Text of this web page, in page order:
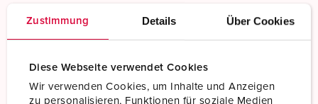
Zustimmung Details Über Cookies
Diese Webseite verwendet Cookies
Wir verwenden Cookies, um Inhalte und Anzeigen
zu personalisieren, Funktionen für soziale Medien
Meer informatie